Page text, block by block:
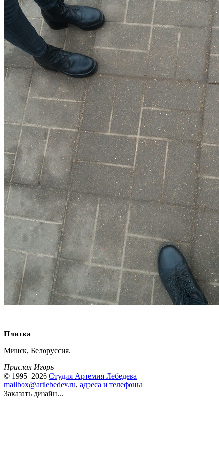
Плитка
Минск, Белоруссия.
Прислал Игорь
© 1995–2026 Студия Артемия Лебедева
mailbox@artlebedev.ru, адреса и телефоны
Заказать дизайн...